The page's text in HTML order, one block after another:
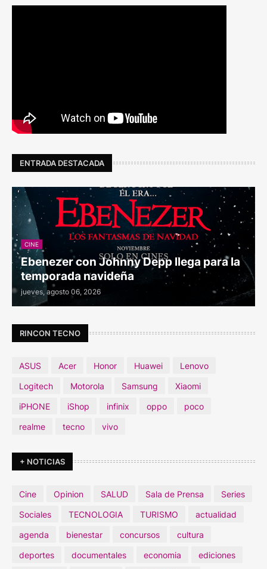
ENTRADA DESTACADA
CINE
Ebenezer con Johnny Depp llega para la
temporada navideña
jueves, agosto 06, 2026
RINCON TECNO
ASUS Acer Honor Huawei
Lenovo
Logitech
Motorola Samsung
Xiaomi
iPHONE
iShop infinix oppo
poco
realme
tecno vivo
+ NOTICIAS
Cine Opinion SALUD Sala de Prensa
Series
Sociales
TECNOLOGIA TURISMO
actualidad
agenda
bienestar concursos
cultura
deportes
documentales economia
ediciones